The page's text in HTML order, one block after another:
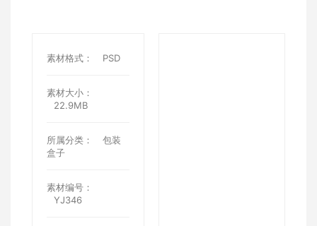
素材格式： PSD
素材大小：
22.9MB
所属分类：
包装
盒子
素材编号：
YJ346